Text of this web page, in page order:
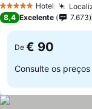
5 Estrelas Hotel
8,4 Excelente 7.673
De € 90
Consulte os